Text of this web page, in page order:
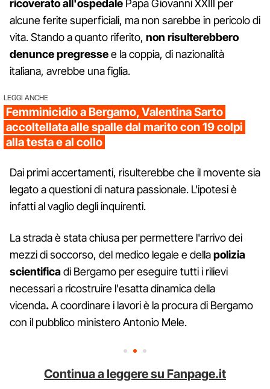
ricoveratoall'ospedale Papa Giovanni XXIII per
alcune ferite superficiali, ma non sarebbe in pericolo di
vita. Stando a quanto riferito, non risulterebbero
denunce pregressee la coppia, di nazionalità
italiana, avrebbe una figlia.
LEGGI ANCHE
Femminicidio a Bergamo, Valentina Sarto
accoltellata alle spalle dal marito con 19 colpi
alla testa e al collo
Dai primi accertamenti, risulterebbe che il movente sia
legato a questioni di natura passionale. L'ipotesi è
infatti al vaglio degli inquirenti.
La strada è stata chiusa per permettere l'arrivo dei
mezzi di soccorso, del medico legale e dellapolizia
scientificadi Bergamo per eseguire tutti i rilievi
necessari a ricostruire l'esatta dinamica della
vicenda.A coordinare i lavori è la procura di Bergamo
con il pubblico ministero Antonio Mele.
Continua a leggere su Fanpage.it